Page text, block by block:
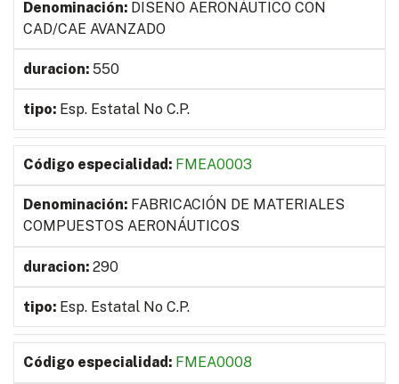
DISEÑO AERONÁUTICO CON
CAD/CAE AVANZADO
550
Esp. Estatal No C.P.
FMEA0003
FABRICACIÓN DE MATERIALES
COMPUESTOS AERONÁUTICOS
290
Esp. Estatal No C.P.
FMEA0008